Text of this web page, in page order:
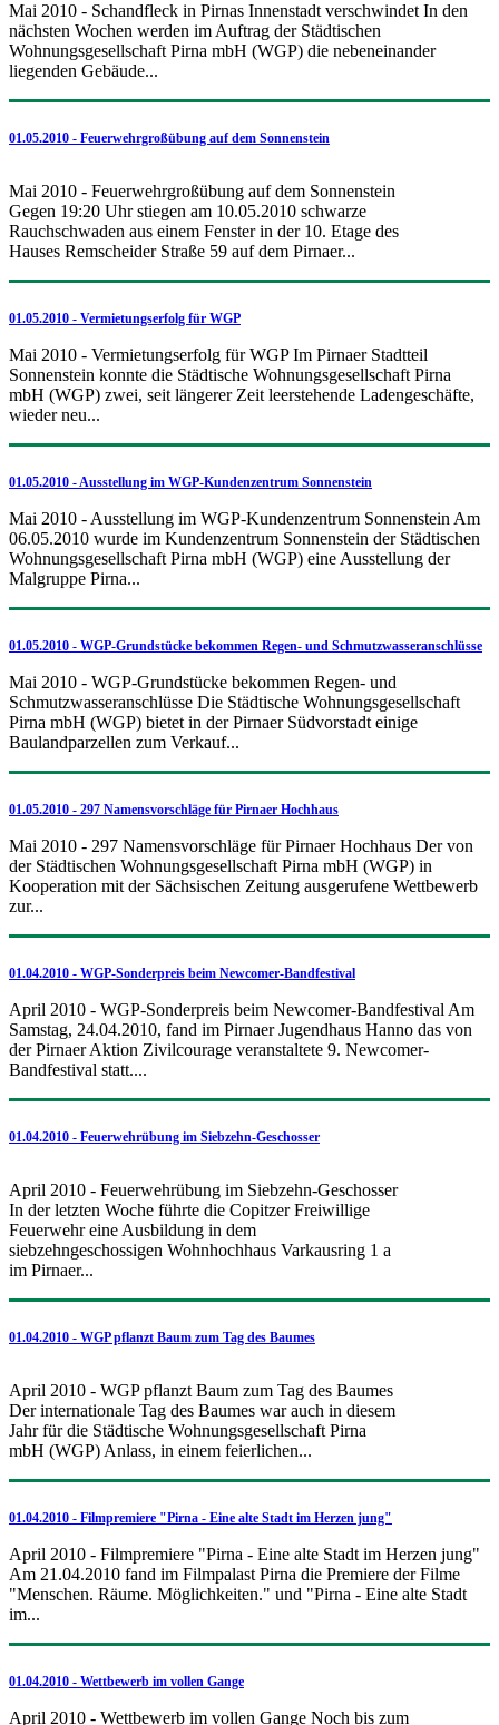
Mai 2010 - Schandfleck in Pirnas Innenstadt verschwindet In den
nächsten Wochen werden im Auftrag der Städtischen
Wohnungsgesellschaft Pirna mbH (WGP) die nebeneinander
liegenden Gebäude...
01.05.2010 - Feuerwehrgroßübung auf dem Sonnenstein
Mai 2010 - Feuerwehrgroßübung auf dem Sonnenstein
Gegen 19:20 Uhr stiegen am 10.05.2010 schwarze
Rauchschwaden aus einem Fenster in der 10. Etage des
Hauses Remscheider Straße 59 auf dem Pirnaer...
01.05.2010 - Vermietungserfolg für WGP
Mai 2010 - Vermietungserfolg für WGP Im Pirnaer Stadtteil
Sonnenstein konnte die Städtische Wohnungsgesellschaft Pirna
mbH (WGP) zwei, seit längerer Zeit leerstehende Ladengeschäfte,
wieder neu...
01.05.2010 - Ausstellung im WGP-Kundenzentrum Sonnenstein
Mai 2010 - Ausstellung im WGP-Kundenzentrum Sonnenstein Am
06.05.2010 wurde im Kundenzentrum Sonnenstein der Städtischen
Wohnungsgesellschaft Pirna mbH (WGP) eine Ausstellung der
Malgruppe Pirna...
01.05.2010 - WGP-Grundstücke bekommen Regen- und Schmutzwasseranschlüsse
Mai 2010 - WGP-Grundstücke bekommen Regen- und
Schmutzwasseranschlüsse Die Städtische Wohnungsgesellschaft
Pirna mbH (WGP) bietet in der Pirnaer Südvorstadt einige
Baulandparzellen zum Verkauf...
01.05.2010 - 297 Namensvorschläge für Pirnaer Hochhaus
Mai 2010 - 297 Namensvorschläge für Pirnaer Hochhaus Der von
der Städtischen Wohnungsgesellschaft Pirna mbH (WGP) in
Kooperation mit der Sächsischen Zeitung ausgerufene Wettbewerb
zur...
01.04.2010 - WGP-Sonderpreis beim Newcomer-Bandfestival
April 2010 - WGP-Sonderpreis beim Newcomer-Bandfestival Am
Samstag, 24.04.2010, fand im Pirnaer Jugendhaus Hanno das von
der Pirnaer Aktion Zivilcourage veranstaltete 9. Newcomer-
Bandfestival statt....
01.04.2010 - Feuerwehrübung im Siebzehn-Geschosser
April 2010 - Feuerwehrübung im Siebzehn-Geschosser
In der letzten Woche führte die Copitzer Freiwillige
Feuerwehr eine Ausbildung in dem
siebzehngeschossigen Wohnhochhaus Varkausring 1 a
im Pirnaer...
01.04.2010 - WGP pflanzt Baum zum Tag des Baumes
April 2010 - WGP pflanzt Baum zum Tag des Baumes
Der internationale Tag des Baumes war auch in diesem
Jahr für die Städtische Wohnungsgesellschaft Pirna
mbH (WGP) Anlass, in einem feierlichen...
01.04.2010 - Filmpremiere "Pirna - Eine alte Stadt im Herzen jung"
April 2010 - Filmpremiere "Pirna - Eine alte Stadt im Herzen jung"
Am 21.04.2010 fand im Filmpalast Pirna die Premiere der Filme
"Menschen. Räume. Möglichkeiten." und "Pirna - Eine alte Stadt
im...
01.04.2010 - Wettbewerb im vollen Gange
April 2010 - Wettbewerb im vollen Gange Noch bis zum